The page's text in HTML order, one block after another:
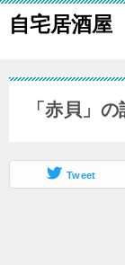
自宅居酒
自宅で居酒屋の「
「赤貝」
Tweet